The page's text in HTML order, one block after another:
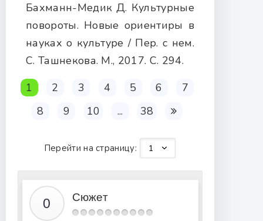
Бахманн-Медик Д. Культурные
повороты. Новые ориентиры в
науках о культуре / Пер. с нем.
С. Ташнекова. М., 2017. С. 294.
1
2 3 4 5 6
7
8
9 10 ... 38
Перейти на страницу:
Сюжет